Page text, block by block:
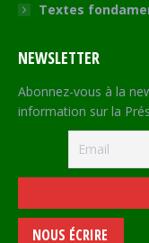
Textes
NEWSLETTER
Abonnez-vous à la
information sur la
NOUS ÉCRIRE